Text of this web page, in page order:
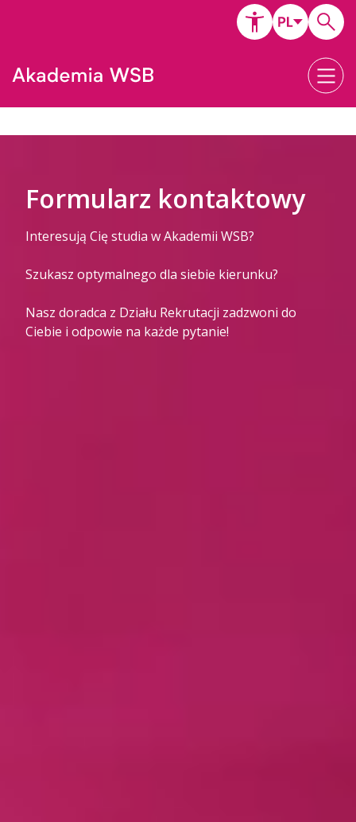
Formularz kontaktowy
Interesują Cię studia w Akademii WSB?
Szukasz optymalnego dla siebie kierunku?
Nasz doradca z Działu Rekrutacji zadzwoni do
Ciebie i odpowie na każde pytanie!